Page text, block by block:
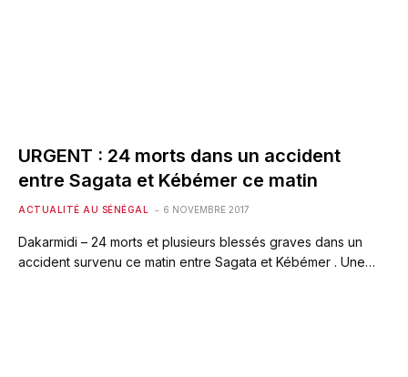
URGENT : 24 morts dans un accident
entre Sagata et Kébémer ce matin
ACTUALITÉ AU SÉNÉGAL 6 NOVEMBRE 2017
Dakarmidi – 24 morts et plusieurs blessés graves dans un
accident survenu ce matin entre Sagata et Kébémer . Une…